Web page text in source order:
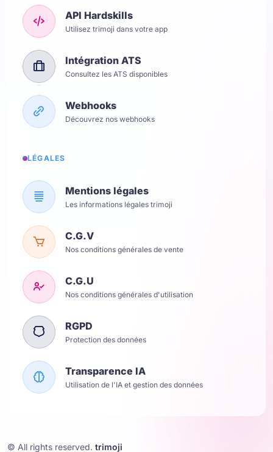
API Hardskills
Utilisez trimoji dans votre app
Intégration ATS
Consultez les ATS disponibles
Webhooks
Découvrez nos webhooks
LÉGALES
Mentions légales
Les informations légales trimoji
C.G.V
Nos conditions générales de vente
C.G.U
Nos conditions générales d'utilisation
RGPD
Protection des données
Transparence IA
Utilisation de l'IA et gestion des données
© All rights reserved. trimoji